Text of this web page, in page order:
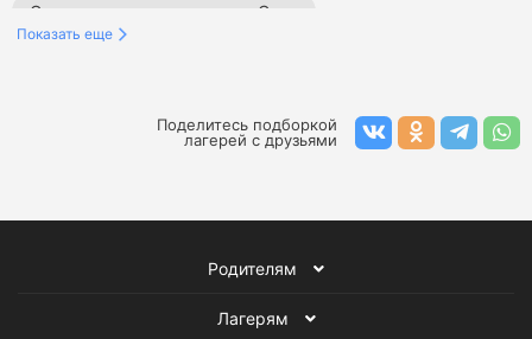
Оздоровительные лагеря в Сочи
Тематические лагеря в Сочи
Показать еще
Поделитесь подборкой
лагерей с друзьями
Родителям
Лагерям